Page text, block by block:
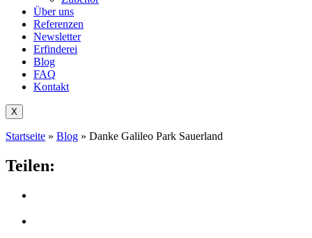
Über uns
Referenzen
Newsletter
Erfinderei
Blog
FAQ
Kontakt
X
Startseite » Blog » Danke Galileo Park Sauerland
Teilen: